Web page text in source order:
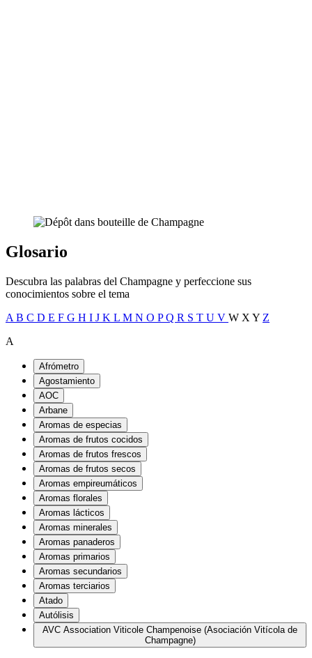
Glosario
Descubra las palabras del Champagne y perfeccione sus
conocimientos sobre el tema
A B C D E F G H I J K L M N O PQ R S T U V W X Y Z
A
Afrómetro
Agostamiento
AOC
Arbane
Aromas de especias
Aromas de frutos cocidos
Aromas de frutos frescos
Aromas de frutos secos
Aromas empireumáticos
Aromas florales
Aromas lácticos
Aromas minerales
Aromas panaderos
Aromas primarios
Aromas secundarios
Aromas terciarios
Atado
Autólisis
AVC Association Viticole Champenoise (Asociación Vitícola de
Champagne)